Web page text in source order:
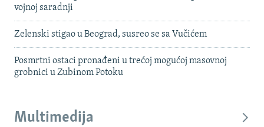
vojnoj saradnji
Zelenski stigao u Beograd, susreo se sa Vučićem
Posmrtni ostaci pronađeni u trećoj mogućoj masovnoj
grobnici u Zubinom Potoku
Multimedija